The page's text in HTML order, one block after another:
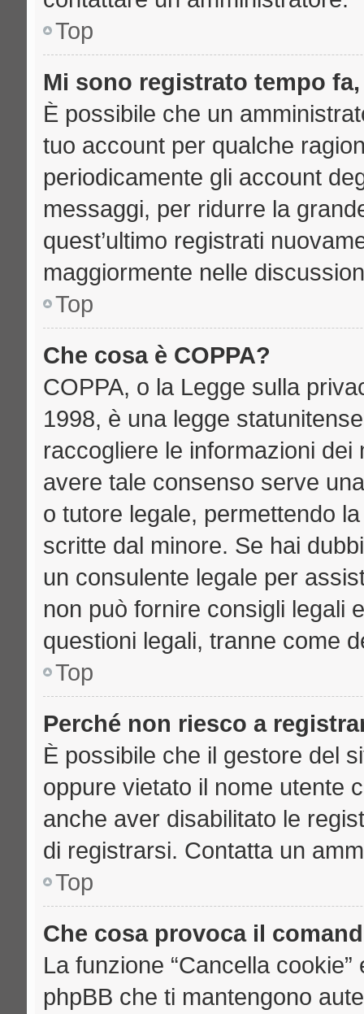
Top
Mi sono registrato tempo
È possibile che un
tuo account per qualche
periodicamente gli account
messaggi, per ridurre la
quest’ultimo registrati
maggiormente nelle
Top
Che cosa è COPPA?
COPPA, o la Legge sulla
1998, è una legge
raccogliere le informazioni
avere tale consenso serve
o tutore legale, permettendo
scritte dal minore. Se hai
un consulente legale per
non può fornire consigli legali
questioni legali, tranne come
Top
Perché non riesco a
È possibile che il gestore del
oppure vietato il nome utente
anche aver disabilitato le
di registrarsi. Contatta un
Top
Che cosa provoca il
La funzione “Cancella
phpBB che ti mantengono